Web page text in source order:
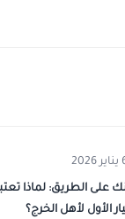
الأول لأهل الخرج؟